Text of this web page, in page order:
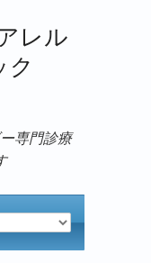
レル
ク
専門診療